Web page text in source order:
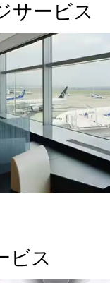
サービス
ビス